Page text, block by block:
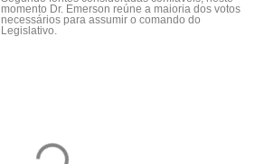
momento Dr. Emerson reúne a maioria dos votos
necessários para assumir o comando do
Legislativo.